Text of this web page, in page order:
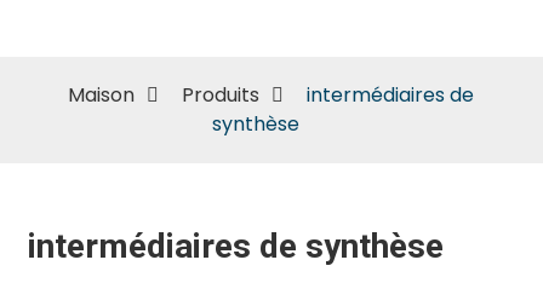
Maison Produits
intermédiaires de
synthèse
intermédiaires de synthèse